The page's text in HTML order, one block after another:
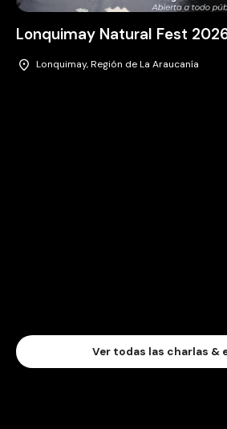
Lonquimay Natural Fest
Lonquimay, Región de La Araucanía
Ver todas las charlas &